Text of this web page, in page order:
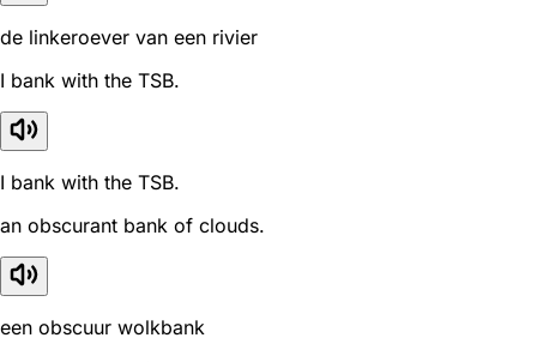
de linkeroever van een rivier
I bank with the TSB.
I bank with the TSB.
an obscurant bank of clouds.
een obscuur wolkbank